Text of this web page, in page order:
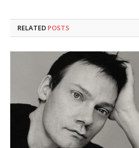
RELATED POSTS